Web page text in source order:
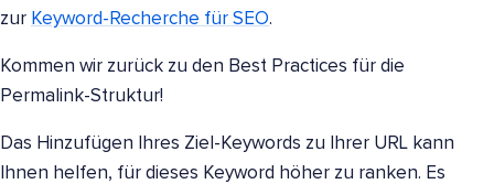
zur Keyword-Recherche für SEO.
Kommen wir zurück zu den Best Practices für die
Permalink-Struktur!
Das Hinzufügen Ihres Ziel-Keywords zu Ihrer URL kann
Ihnen helfen, für dieses Keyword höher zu ranken. Es